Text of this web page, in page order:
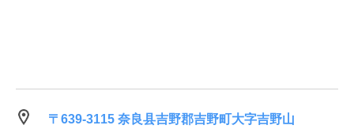
〒639-3115 奈良县吉野郡吉野町大字吉野山